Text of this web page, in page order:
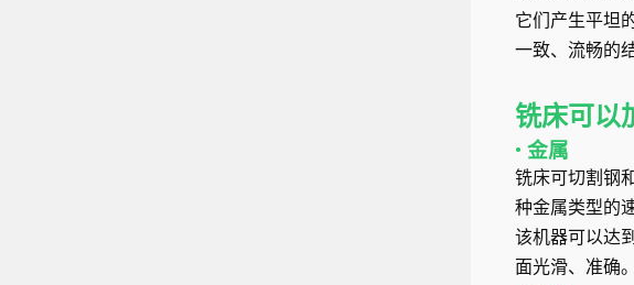
它们产生平坦
一致、流畅的
铣床可以
• 金属
铣床可切割钢
种金属类型的
该机器可以达
面光滑、准确